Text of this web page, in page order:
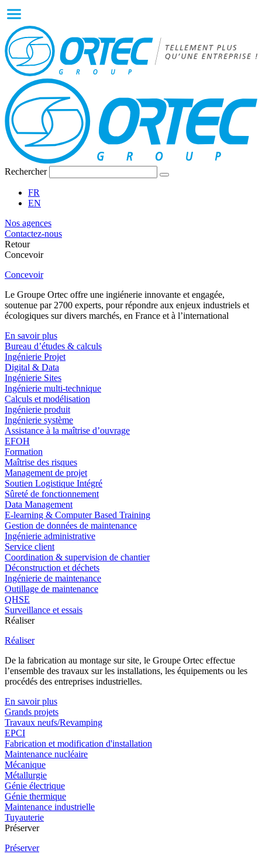
Rechercher
FR
EN
Nos agences
Contactez-nous
Retour
Concevoir
Concevoir
Le Groupe Ortec offre une ingiénerie innovante et engagée,
soutenue par 2700 experts, pour répondre aux enjeux industriels et
écologiques sur divers marchés, en France et à l’international
En savoir plus
Bureau d’études & calculs
Ingénierie Projet
Digital & Data
Ingénierie Sites
Ingénierie multi-technique
Calculs et modélisation
Ingénierie produit
Ingénierie système
Assistance à la maîtrise d’ouvrage
EFOH
Formation
Maîtrise des risques
Management de projet
Soutien Logistique Intégré
Sûreté de fonctionnement
Data Management
E-learning & Computer Based Training
Gestion de données de maintenance
Ingénierie administrative
Service client
Coordination & supervision de chantier
Déconstruction et déchets
Ingénierie de maintenance
Outillage de maintenance
QHSE
Surveillance et essais
Réaliser
Réaliser
De la fabrication au montage sur site, le Groupe Ortec effectue
l’ensemble des travaux sur les installations, les équipements ou les
procédés des entreprises industrielles.
En savoir plus
Grands projets
Travaux neufs/Revamping
EPCI
Fabrication et modification d'installation
Maintenance nucléaire
Mécanique
Métallurgie
Génie électrique
Génie thermique
Maintenance industrielle
Tuyauterie
Préserver
Préserver